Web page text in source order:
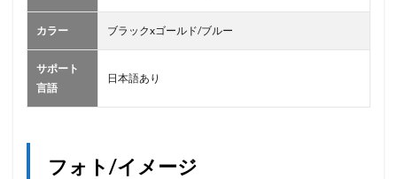
カラー ブラックxゴールド/ブルー
サポート
言語
日本語あり
フォト/イメージ